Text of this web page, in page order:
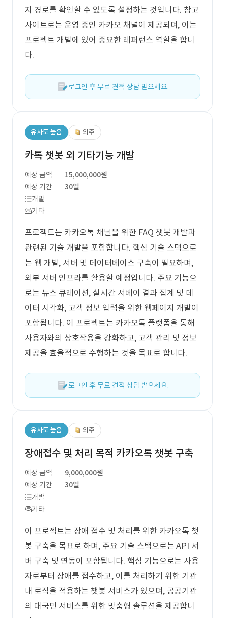
지 경로를 확인할 수 있도록 설정하는 것입니다. 참고
사이트로는 운영 중인 카카오 채널이 제공되며, 이는
프로젝트 개발에 있어 중요한 레퍼런스 역할을 합니
다.
로그인 후 무료 견적 상담 받으세요.
유사도 높음 외주
카톡 챗봇 외 기타기능 개발
예상 금액
15,000,000원
예상 기간
30일
개발
기타
프로젝트는 카카오톡 채널을 위한 FAQ 챗봇 개발과
관련된 기술 개발을 포함합니다. 핵심 기술 스택으로
는 웹 개발, 서버 및 데이터베이스 구축이 필요하며,
외부 서버 인프라를 활용할 예정입니다. 주요 기능으
로는 뉴스 큐레이션, 실시간 서베이 결과 집계 및 데
이터 시각화, 고객 정보 입력을 위한 웹페이지 개발이
포함됩니다. 이 프로젝트는 카카오톡 플랫폼을 통해
사용자와의 상호작용을 강화하고, 고객 관리 및 정보
제공을 효율적으로 수행하는 것을 목표로 합니다.
로그인 후 무료 견적 상담 받으세요.
유사도 높음 외주
장애접수 및 처리 목적 카카오톡 챗봇 구축
예상 금액
9,000,000원
예상 기간
30일
개발
기타
이 프로젝트는 장애 접수 및 처리를 위한 카카오톡 챗
봇 구축을 목표로 하며, 주요 기술 스택으로는 API 서
버 구축 및 연동이 포함됩니다. 핵심 기능으로는 사용
자로부터 장애를 접수하고, 이를 처리하기 위한 기관
내 로직을 적용하는 챗봇 서비스가 있으며, 공공기관
의 대국민 서비스를 위한 맞춤형 솔루션을 제공합니